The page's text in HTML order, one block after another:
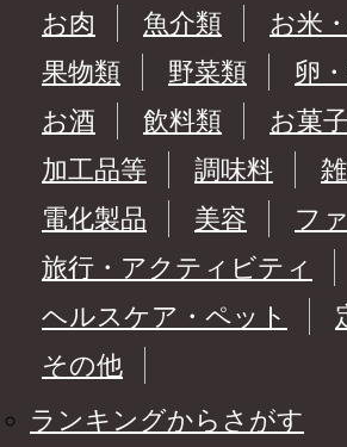
お肉
魚介類
お米
果物類
野菜類
卵
お酒
飲料類 お菓子
加工品等
調味料
電化製品
美容
フ
旅行・アクティビティ
ヘルスケア・ペット
その他
ランキングからさがす